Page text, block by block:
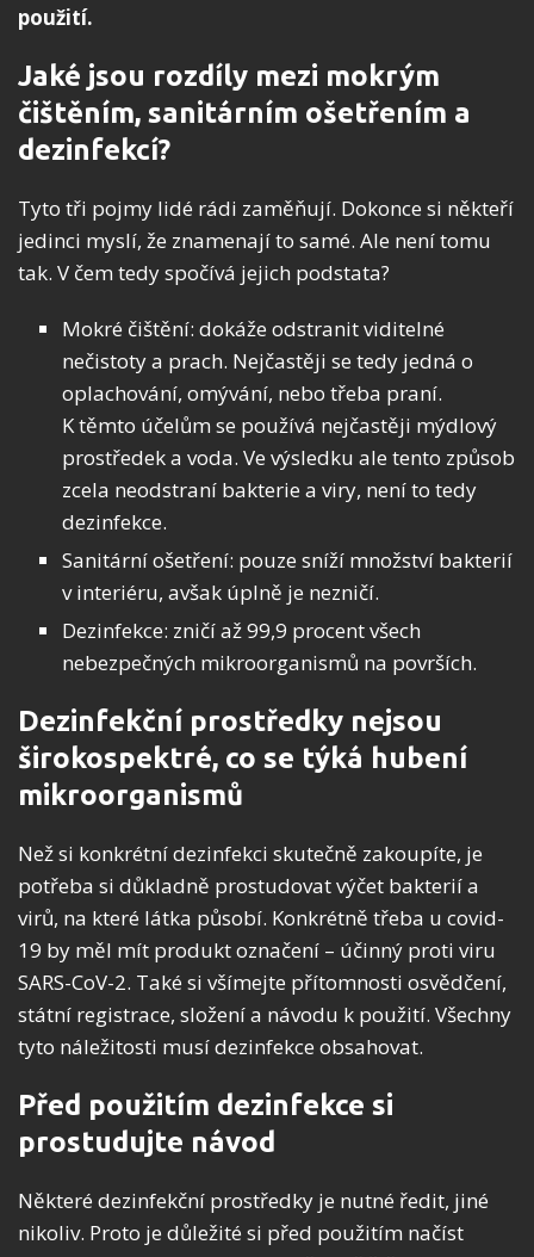
použití.
Jaké jsou rozdíly mezi mokrým
čištěním, sanitárním ošetřením a
dezinfekcí?
Tyto tři pojmy lidé rádi zaměňují. Dokonce si někteří
jedinci myslí, že znamenají to samé. Ale není tomu
tak. V čem tedy spočívá jejich podstata?
Mokré čištění: dokáže odstranit viditelné
nečistoty a prach. Nejčastěji se tedy jedná o
oplachování, omývání, nebo třeba praní.
K těmto účelům se používá nejčastěji mýdlový
prostředek a voda. Ve výsledku ale tento způsob
zcela neodstraní bakterie a viry, není to tedy
dezinfekce.
Sanitární ošetření: pouze sníží množství bakterií
v interiéru, avšak úplně je nezničí.
Dezinfekce: zničí až 99,9 procent všech
nebezpečných mikroorganismů na površích.
Dezinfekční prostředky nejsou
širokospektré, co se týká hubení
mikroorganismů
Než si konkrétní dezinfekci skutečně zakoupíte, je
potřeba si důkladně prostudovat výčet bakterií a
virů, na které látka působí. Konkrétně třeba u covid-
19 by měl mít produkt označení – účinný proti viru
SARS-CoV-2. Také si všímejte přítomnosti osvědčení,
státní registrace, složení a návodu k použití. Všechny
tyto náležitosti musí dezinfekce obsahovat.
Před použitím dezinfekce si
prostudujte návod
Některé dezinfekční prostředky je nutné ředit, jiné
nikoliv. Proto je důležité si před použitím načíst